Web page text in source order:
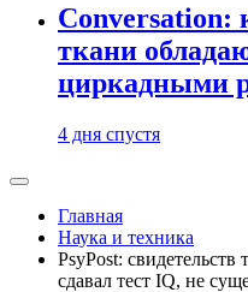
Conversation:
ткани
циркадными
4 дня спустя
Главная
Наука и техника
PsyPost:
сдавал тест IQ, не